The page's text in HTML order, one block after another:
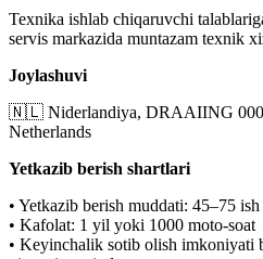
Texnika ishlab chiqaruvchi
servis markazida muntazam texnik
Joylashuvi
🇳🇱 Niderlandiya, DRAAIING
Netherlands
Yetkazib berish shartlari
• Yetkazib berish muddati: 45–75
• Kafolat: 1 yil yoki 1000 moto-soat
• Keyinchalik sotib olish imkoniyati